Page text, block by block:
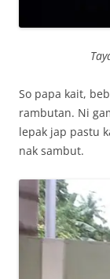
So papa kait,
rambutan. Ni
lepak jap pastu
nak sambut.